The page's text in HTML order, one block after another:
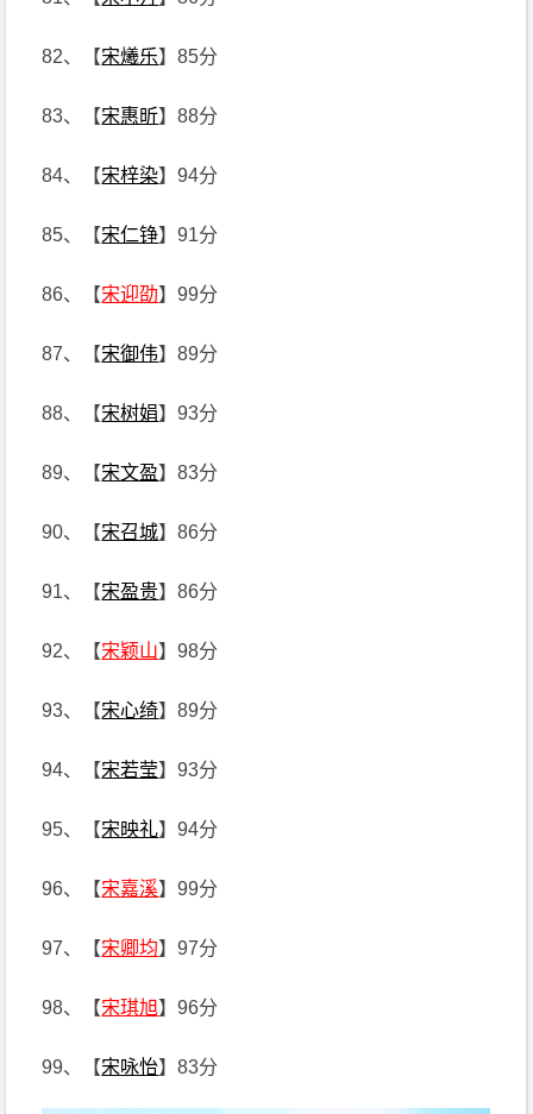
82、【宋爔乐】85分
83、【宋惠昕】88分
84、【宋梓染】94分
85、【宋仁铮】91分
86、【宋迎劭】99分
87、【宋御伟】89分
88、【宋树娟】93分
89、【宋文盈】83分
90、【宋召城】86分
91、【宋盈贵】86分
92、【宋颖山】98分
93、【宋心绮】89分
94、【宋若莹】93分
95、【宋映礼】94分
96、【宋嘉溪】99分
97、【宋卿均】97分
98、【宋琪旭】96分
99、【宋咏怡】83分